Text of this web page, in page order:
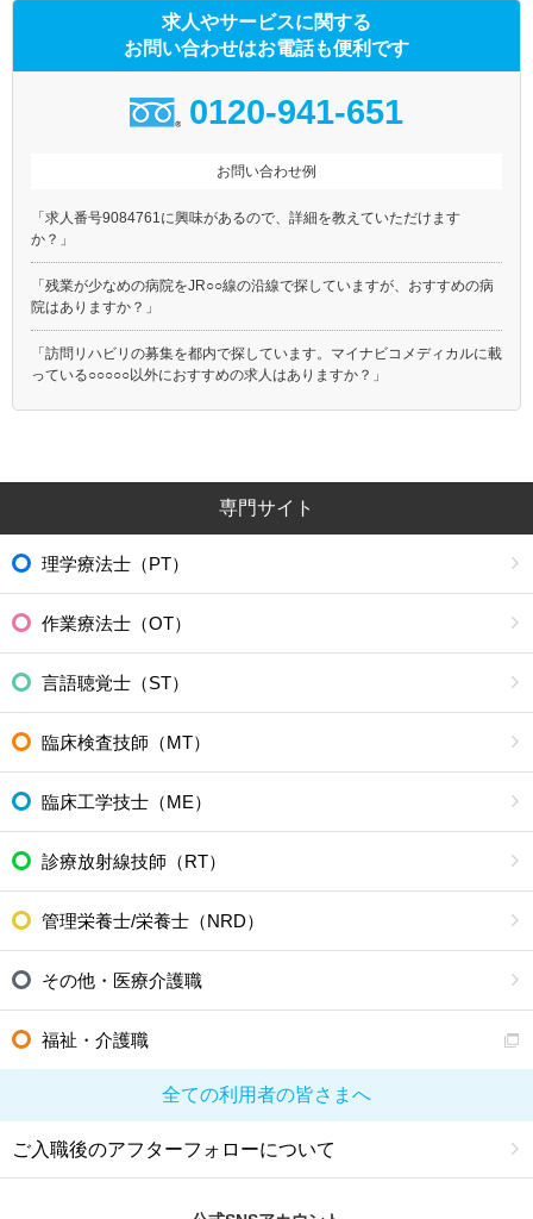
求人やサービスに関する
お問い合わせはお電話も便利です
0120-941-651
お問い合わせ例
「求人番号9084761に興味があるので、詳細を教えていただけます
か？」
「残業が少なめの病院をJR○○線の沿線で探していますが、おすすめの病
院はありますか？」
「訪問リハビリの募集を都内で探しています。マイナビコメディカルに載
っている○○○○○以外におすすめの求人はありますか？」
専門サイト
理学療法士（PT）
作業療法士（OT）
言語聴覚士（ST）
臨床検査技師（MT）
臨床工学技士（ME）
診療放射線技師（RT）
管理栄養士/栄養士（NRD）
その他・医療介護職
福祉・介護職
全ての利用者の皆さまへ
ご入職後のアフターフォローについて